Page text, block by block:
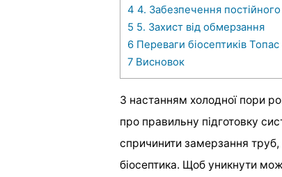
4 4. Забезпечення
5 5. Захист від обмерзання
6 Переваги біосептиків
7 Висновок
З настанням холодної пори
про правильну підготовку
спричинити замерзання труб,
біосептика. Щоб уникнути